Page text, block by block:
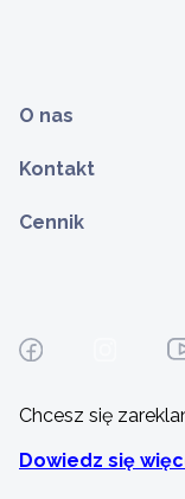
O nas
Kontakt
Cennik
Chcesz się
Dowiedz się